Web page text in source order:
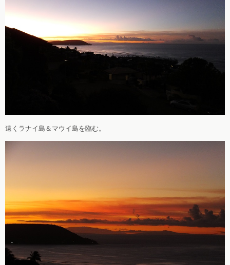
遠くラナイ島＆マウイ島を臨む。